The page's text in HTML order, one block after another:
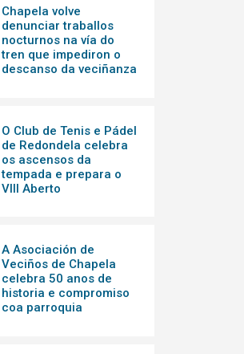
Chapela volve
denunciar traballos
nocturnos na vía do
tren que impediron o
descanso da veciñanza
O Club de Tenis e Pádel
de Redondela celebra
os ascensos da
tempada e prepara o
VIII Aberto
A Asociación de
Veciños de Chapela
celebra 50 anos de
historia e compromiso
coa parroquia